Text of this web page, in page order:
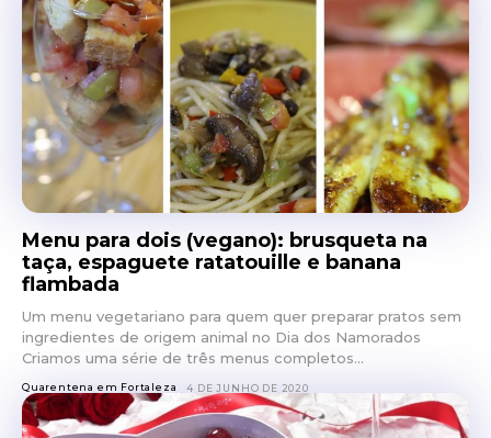
Menu para dois (vegano): brusqueta na
taça, espaguete ratatouille e banana
flambada
Um menu vegetariano para quem quer preparar pratos sem
ingredientes de origem animal no Dia dos Namorados
Criamos uma série de três menus completos...
Quarentena em Fortaleza 4 DE JUNHO DE 2020